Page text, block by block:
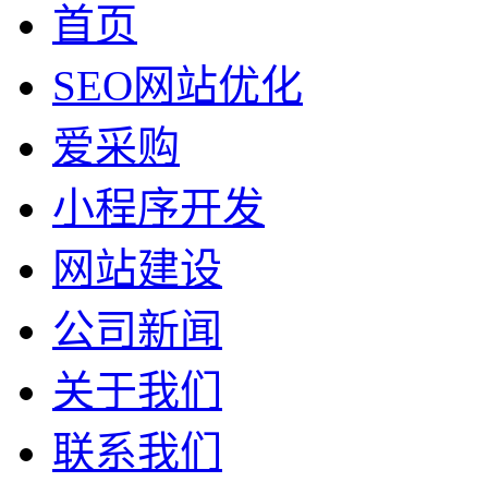
首页
SEO网站优化
爱采购
小程序开发
网站建设
公司新闻
关于我们
联系我们